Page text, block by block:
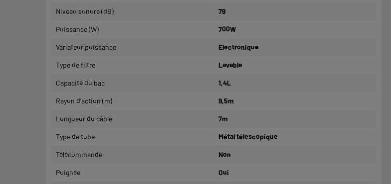
Niveau sonore (dB) 79
Puissance (W) 700W
Variateur puissance Electronique
Type de filtre Lavable
Capacité du bac 1,4L
Rayon d'action (m) 9,5m
Longueur du câble 7m
Type de tube Métal télescopique
Télécommande Non
Poignée Oui